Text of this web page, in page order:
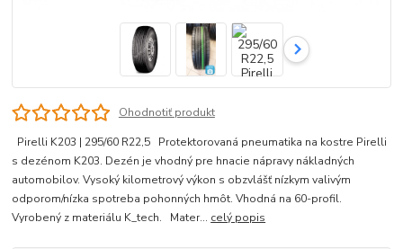
Ohodnotiť produkt
Pirelli K203 | 295/60 R22,5 Protektorovaná pneumatika na kostre Pirelli
s dezénom K203. Dezén je vhodný pre hnacie nápravy nákladných
automobilov. Vysoký kilometrový výkon s obzvlášť nízkym valivým
odporom/nízka spotreba pohonných hmôt. Vhodná na 60-profil.
Vyrobený z materiálu K_tech. Mater... celý popis